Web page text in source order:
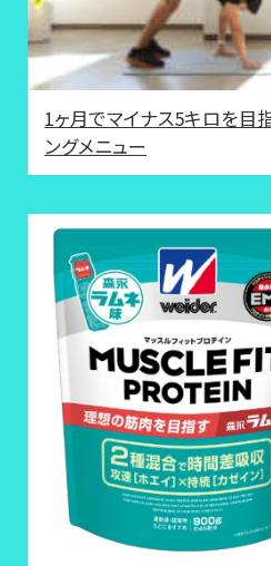
1ヶ月でマイナス5キロを目
ングメニュー